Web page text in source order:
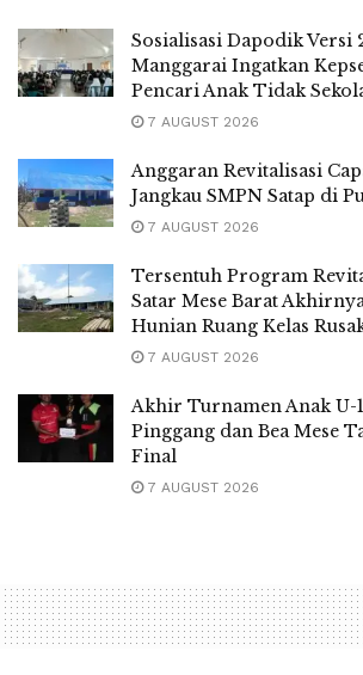
Sosialisasi Dapodik Versi
Manggarai Ingatkan
Pencari Anak Tidak
7 AUGUST 2026
Anggaran Revitalisasi
Jangkau SMPN Satap di
7 AUGUST 2026
Tersentuh Program
Satar Mese Barat
Hunian Ruang Kelas
7 AUGUST 2026
Akhir Turnamen Anak U-
Pinggang dan Bea Mese
Final
7 AUGUST 2026